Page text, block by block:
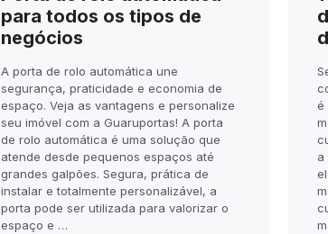
para todos os tipos de
negócios
A porta de rolo automática une
segurança, praticidade e economia de
espaço. Veja as vantagens e personalize
seu imóvel com a Guaruportas! A porta
de rolo automática é uma solução que
atende desde pequenos espaços até
grandes galpões. Segura, prática de
instalar e totalmente personalizável, a
porta pode ser utilizada para valorizar o
espaço e …
é
a